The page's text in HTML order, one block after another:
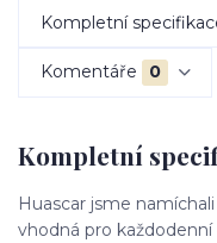
Kompletní
Komentáře 0
Kompletní
Huascar jsme
vhodná pro